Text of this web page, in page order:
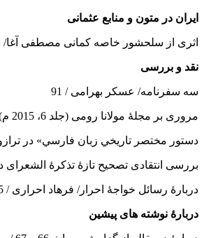
ایران در متون و منابع عثمانی
اثری از سلحشور خاصه کمانی مصطفی آغا/
نقد و بررسی
سه سفرنامه/ عسکر بهرامی / 91
مروری بر مجلۀ مولانا رومی (جلد 6، 2015 م)/ مجدالدین کیوانی / 95
دستور مختصر تاريخي زبان فارسي» در
بررسی انتقادی تصحیح تازۀ تذکرۀ الشعرای
دربارۀ رسائل خواجۀ احرار/ فرهاد احراری / 115
دربارۀ نوشته های پیشین